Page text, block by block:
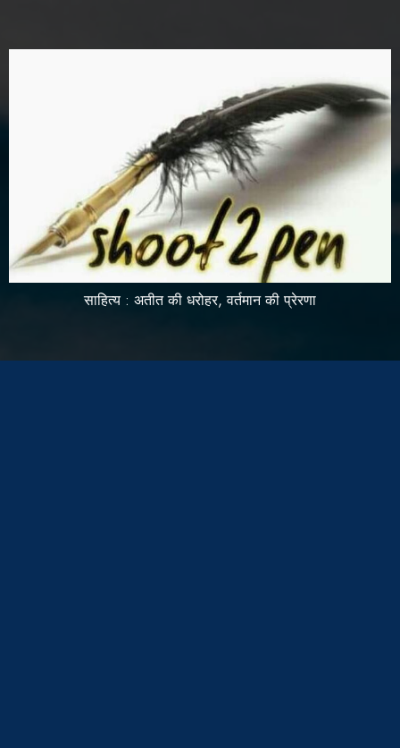
साहित्य : अतीत की धरोहर, वर्तमान की प्रेरणा